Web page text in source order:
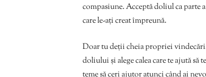
compasiune. Acceptă doliul ca
care le-ați creat împreună.
Doar tu deții cheia propriei
doliului și alege calea care te ajută